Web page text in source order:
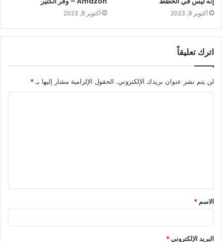
أكتوبر 9, 2023 أكتوبر 8, 2023
اترك تعليقاً
لن يتم نشر عنوان بريدك الإلكتروني. الحقول الإلزامية مشار إليها بـ*
الاسم *
البريد الإلكتروني*